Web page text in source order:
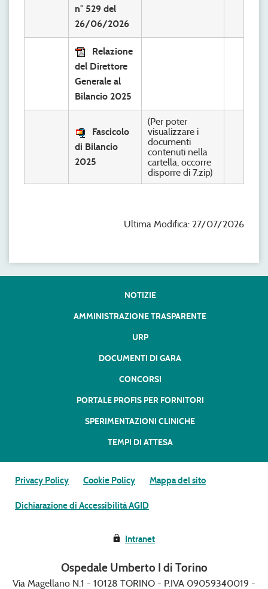
n° 529 del
26/06/2026
Relazione
del Direttore
Generale al
Bilancio 2025
Fascicolo
di Bilancio
2025
(Per poter
visualizzare i
documenti
contenuti nella
cartella, occorre
disporre di 7.zip)
Ultima Modifica: 27/07/2026
NOTIZIE
AMMINISTRAZIONE TRASPARENTE
URP
DOCUMENTI DI GARA
CONCORSI
PORTALE PROFIS PER FORNITORI
SPERIMENTAZIONI CLINICHE
TEMPI DI ATTESA
Privacy Policy Cookie Policy Mappa del sito
Dichiarazione di Accessibilità AGID
Intranet
Ospedale Umberto I di Torino
Via Magellano N.1 - 10128 TORINO - P.IVA 09059340019 -